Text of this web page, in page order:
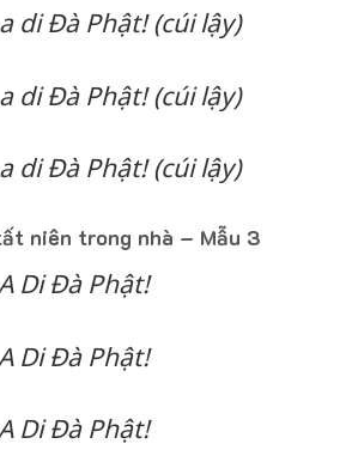
di Đà Phật! (cúi lậy)
di Đà Phật! (cúi lậy)
di Đà Phật! (cúi lậy)
niên trong nhà – Mẫu 3
Di Đà Phật!
Di Đà Phật!
Di Đà Phật!